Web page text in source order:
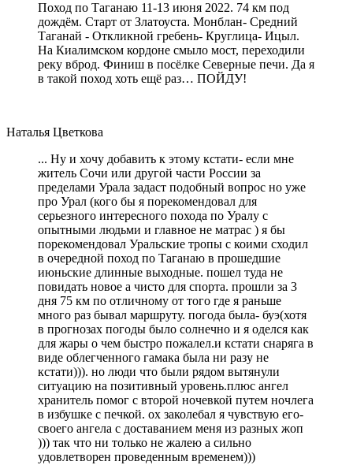
Поход по Таганаю 11-13 июня 2022. 74 км под
дождём. Старт от Златоуста. Монблан- Средний
Таганай - Откликной гребень- Круглица- Ицыл.
На Киалимском кордоне смыло мост, переходили
реку вброд. Финиш в посёлке Северные печи. Да я
в такой поход хоть ещё раз… ПОЙДУ!
Наталья Цветкова
... Ну и хочу добавить к этому кстати- если мне
житель Сочи или другой части России за
пределами Урала задаст подобный вопрос но уже
про Урал (кого бы я порекомендовал для
серьезного интересного похода по Уралу с
опытными людьми и главное не матрас ) я бы
порекомендовал Уральские тропы с коими сходил
в очередной поход по Таганаю в прошедшие
июньские длинные выходные. пошел туда не
повидать новое а чисто для спорта. прошли за 3
дня 75 км по отличному от того где я раньше
много раз бывал маршруту. погода была- буэ(хотя
в прогнозах погоды было солнечно и я оделся как
для жары о чем быстро пожалел.и кстати снаряга в
виде облегченного гамака была ни разу не
кстати))). но люди что были рядом вытянули
ситуацию на позитивный уровень.плюс ангел
хранитель помог с второй ночевкой путем ночлега
в избушке с печкой. ох заколебал я чувствую его-
своего ангела с доставанием меня из разных жоп
))) так что ни только не жалею а сильно
удовлетворен проведенным временем)))